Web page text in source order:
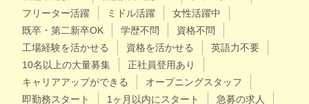
フリーター活躍
ミドル活躍
女性活躍中
既卒・第二新卒OK
学歴不問
資格不問
工場経験を活かせる
資格を活かせる
英語力不要
10名以上の大量募集
正社員登用あり
キャリアアップができる
オープニングスタッフ
即勤務スタート
1ヶ月以内にスタート
急募の求人